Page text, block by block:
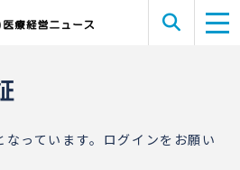
っています。ログインをお願い